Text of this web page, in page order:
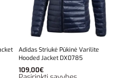
Adidas Striukė Pūkinė Varilite
Hooded Jacket DX0785
109,00€